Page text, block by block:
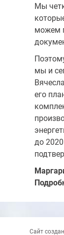
Мы
можем
мы и
его
до
Сайт